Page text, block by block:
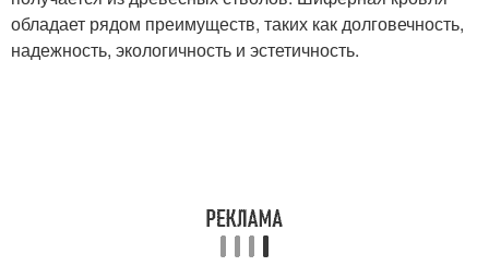
обладает рядом преимуществ, таких как долговечность,
надежность, экологичность и эстетичность.